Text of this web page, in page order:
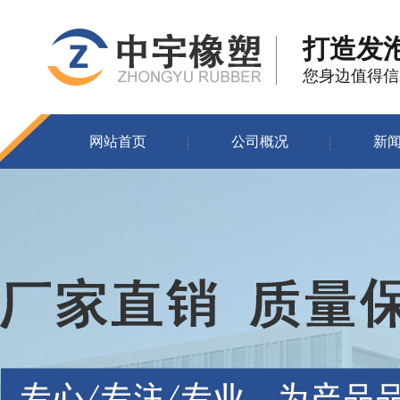
打造发
您身边值得
网站首页 公司概况 新